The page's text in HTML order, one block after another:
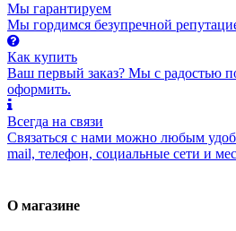
Мы гарантируем
Мы гордимся безупречной
Как купить
Ваш первый заказ? Мы с радостью
оформить.
Всегда на связи
Связаться с нами можно любым
mail, телефон, социальные сети и
О магазине